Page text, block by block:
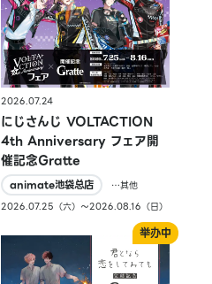
2026.07.24
にじさんじ VOLTACTION
4th Anniversary フェア開
催記念Gratte
animate池袋总店
…其他
2026.07.25（六）〜2026.08.16（日）